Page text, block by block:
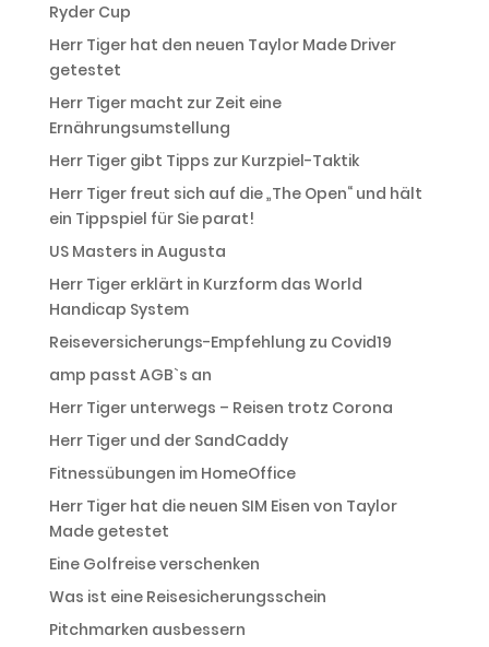
Ryder Cup
Herr Tiger hat den neuen Taylor Made Driver
getestet
Herr Tiger macht zur Zeit eine
Ernährungsumstellung
Herr Tiger gibt Tipps zur Kurzpiel-Taktik
Herr Tiger freut sich auf die „The Open“ und hält
ein Tippspiel für Sie parat!
US Masters in Augusta
Herr Tiger erklärt in Kurzform das World
Handicap System
Reiseversicherungs-Empfehlung zu Covid19
amp passt AGB`s an
Herr Tiger unterwegs – Reisen trotz Corona
Herr Tiger und der SandCaddy
Fitnessübungen im HomeOffice
Herr Tiger hat die neuen SIM Eisen von Taylor
Made getestet
Eine Golfreise verschenken
Was ist eine Reisesicherungsschein
Pitchmarken ausbessern